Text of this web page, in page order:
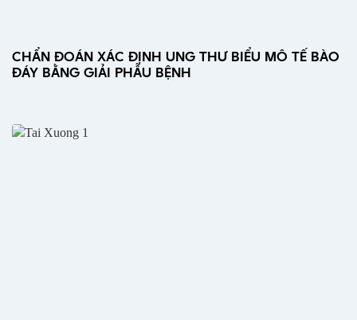
CHẨN ĐOÁN XÁC ĐỊNH UNG THƯ BIỂU MÔ TẾ BÀO
ĐÁY BẰNG GIẢI PHẪU BỆNH